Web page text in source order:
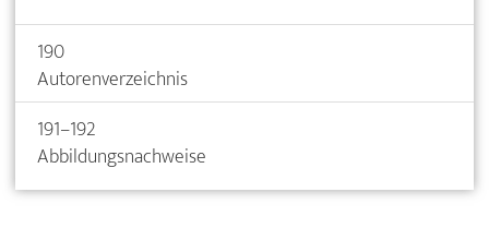
190
Autorenverzeichnis
191–192
Abbildungsnachweise